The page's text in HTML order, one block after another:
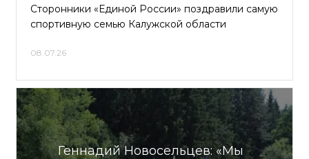
Сторонники «Единой России» поздравили самую
спортивную семью Калужской области
08.07.26
Геннадий Новосельцев: «Мы